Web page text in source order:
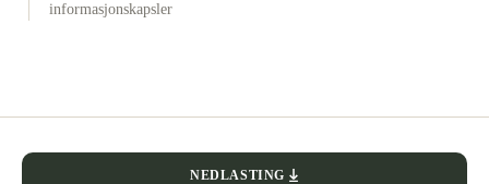
informasjonskapsler
NEDLASTING